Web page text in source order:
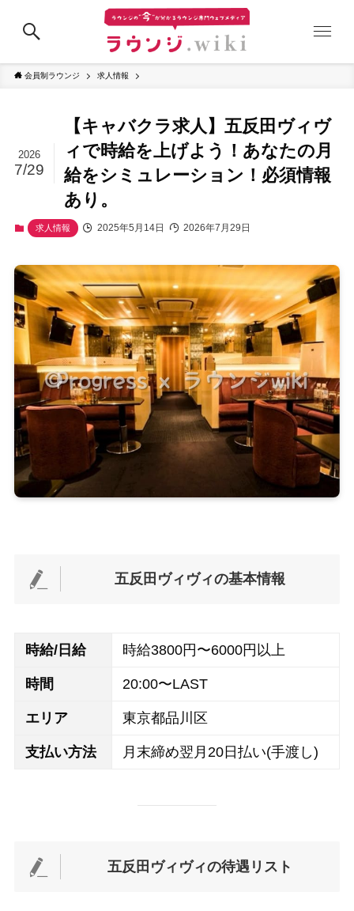
会員制ラウンジ 求人情報
【キャバクラ求人】五反田ヴィヴ
ィで時給を上げよう！あなたの月
給をシミュレーション！必須情報
あり。
2026
7/29
求人情報 2025年5月14日 2026年7月29日
五反田ヴィヴィの基本情報
時給/日給 時給3800円〜6000円以上
時間 20:00〜LAST
エリア 東京都品川区
支払い方法 月末締め翌月20日払い(手渡し)
五反田ヴィヴィの待遇リスト